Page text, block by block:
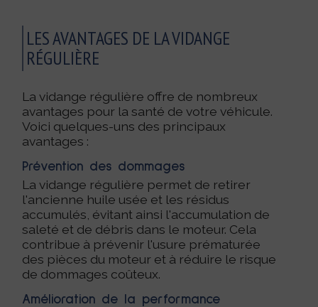
LES AVANTAGES DE LA VIDANGE
RÉGULIÈRE
La vidange régulière offre de nombreux
avantages pour la santé de votre véhicule.
Voici quelques-uns des principaux
avantages :
Prévention des dommages
La vidange régulière permet de retirer
l'ancienne huile usée et les résidus
accumulés, évitant ainsi l'accumulation de
saleté et de débris dans le moteur. Cela
contribue à prévenir l'usure prématurée
des pièces du moteur et à réduire le risque
de dommages coûteux.
Amélioration de la performance